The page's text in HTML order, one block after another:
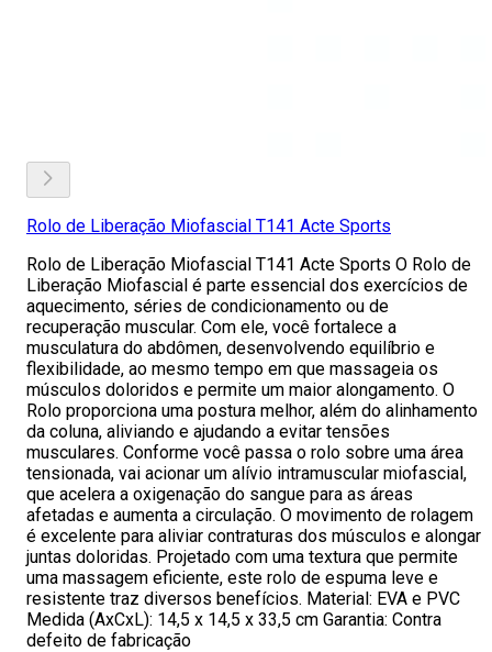
Rolo de Liberação Miofascial T141 Acte Sports
Rolo de Liberação Miofascial T141 Acte Sports O Rolo de
Liberação Miofascial é parte essencial dos exercícios de
aquecimento, séries de condicionamento ou de
recuperação muscular. Com ele, você fortalece a
musculatura do abdômen, desenvolvendo equilíbrio e
flexibilidade, ao mesmo tempo em que massageia os
músculos doloridos e permite um maior alongamento. O
Rolo proporciona uma postura melhor, além do alinhamento
da coluna, aliviando e ajudando a evitar tensões
musculares. Conforme você passa o rolo sobre uma área
tensionada, vai acionar um alívio intramuscular miofascial,
que acelera a oxigenação do sangue para as áreas
afetadas e aumenta a circulação. O movimento de rolagem
é excelente para aliviar contraturas dos músculos e alongar
juntas doloridas. Projetado com uma textura que permite
uma massagem eficiente, este rolo de espuma leve e
resistente traz diversos benefícios. Material: EVA e PVC
Medida (AxCxL): 14,5 x 14,5 x 33,5 cm Garantia: Contra
defeito de fabricação